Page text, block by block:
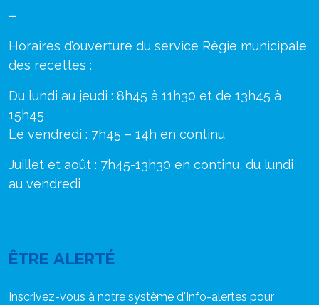
–
Horaires d’ouverture du service Régie municipale
des recettes :
Du lundi au jeudi : 8h45 à 11h30 et de 13h45 à
15h45
Le vendredi : 7h45 – 14h en continu
Juillet et août : 7h45-13h30 en continu, du lundi
au vendredi
ÊTRE ALERTÉ
Inscrivez-vous à notre système d'Info-alertes pour